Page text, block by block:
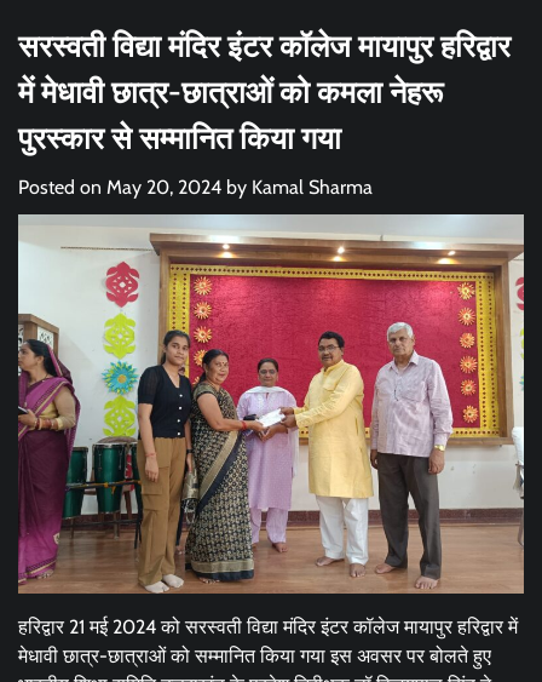
सरस्वती विद्या मंदिर इंटर कॉलेज मायापुर हरिद्वार
में मेधावी छात्र-छात्राओं को कमला नेहरू
पुरस्कार से सम्मानित किया गया
Posted on May 20, 2024 by Kamal Sharma
हरिद्वार 21 मई 2024 को सरस्वती विद्या मंदिर इंटर कॉलेज मायापुर हरिद्वार में
मेधावी छात्र-छात्राओं को सम्मानित किया गया इस अवसर पर बोलते हुए